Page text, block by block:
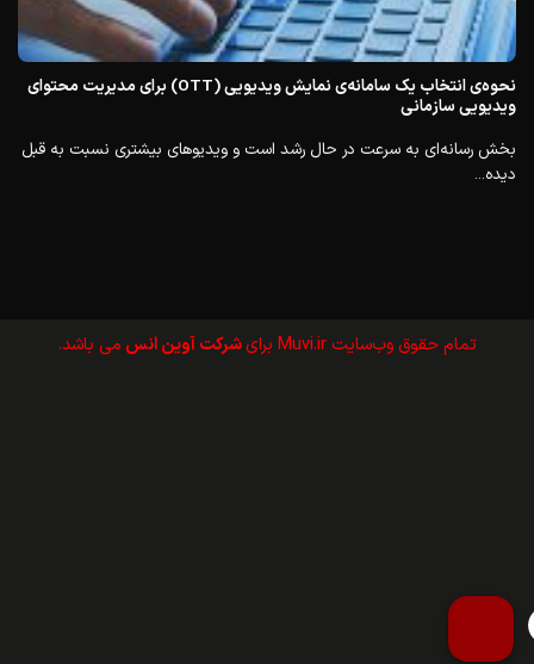
نحوه‌ی انتخاب یک سامانه‌ی نمایش ویدیویی (OTT) برای مدیریت محتوای
ویدیویی سازمانی
بخش رسانه‌ای به سرعت در حال رشد است و ویدیوهای بیشتری نسبت به قبل
دیده...
تمام حقوق وب‌سايت Muvi.ir برای شرکت آوین انس می باشد.